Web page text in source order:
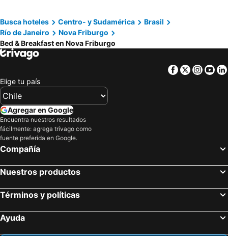
Busca hoteles Centro- y Sudamérica
Brasil
Río de Janeiro
Nova Friburgo
Bed & Breakfast en Nova Friburgo
Facebook
Twitter
Elige tu país
Agregar en Google
Encuentra nuestros resultados
fácilmente: agrega trivago como
fuente preferida en Google.
Compañía
Nuestros productos
Términos y políticas
Ayuda